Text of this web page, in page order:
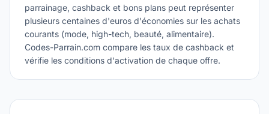
parrainage, cashback et bons plans peut représenter
plusieurs centaines d'euros d'économies sur les achats
courants (mode, high-tech, beauté, alimentaire).
Codes-Parrain.com compare les taux de cashback et
vérifie les conditions d'activation de chaque offre.